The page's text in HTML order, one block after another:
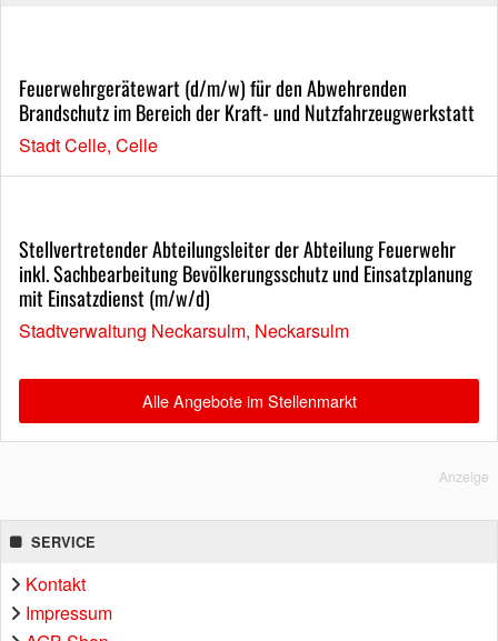
Feuerwehrgerätewart (d/m/w) für den Abwehrenden
Brandschutz im Bereich der Kraft- und Nutzfahrzeugwerkstatt
Stadt Celle, Celle
Stellvertretender Abteilungsleiter der Abteilung Feuerwehr
inkl. Sachbearbeitung Bevölkerungsschutz und Einsatzplanung
mit Einsatzdienst (m/w/d)
Stadtverwaltung Neckarsulm, Neckarsulm
Alle Angebote im Stellenmarkt
Anzeige
SERVICE
Kontakt
Impressum